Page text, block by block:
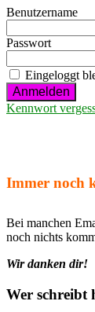
Benutzername
Passwort
Eingeloggt
Kennwort
Immer noch
Bei manchen
noch nichts
Wir danken dir!
Wer schreibt